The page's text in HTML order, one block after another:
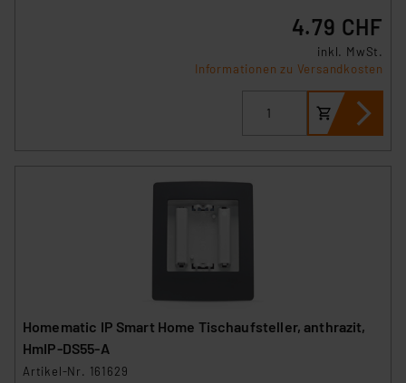
4.79 CHF
inkl. MwSt.
Informationen zu Versandkosten
Homematic IP Smart Home Tischaufsteller, anthrazit,
HmIP-DS55-A
Artikel-Nr. 161629